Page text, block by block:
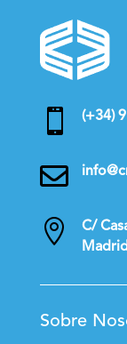
 (+34)


C/
Madrid
Sobre